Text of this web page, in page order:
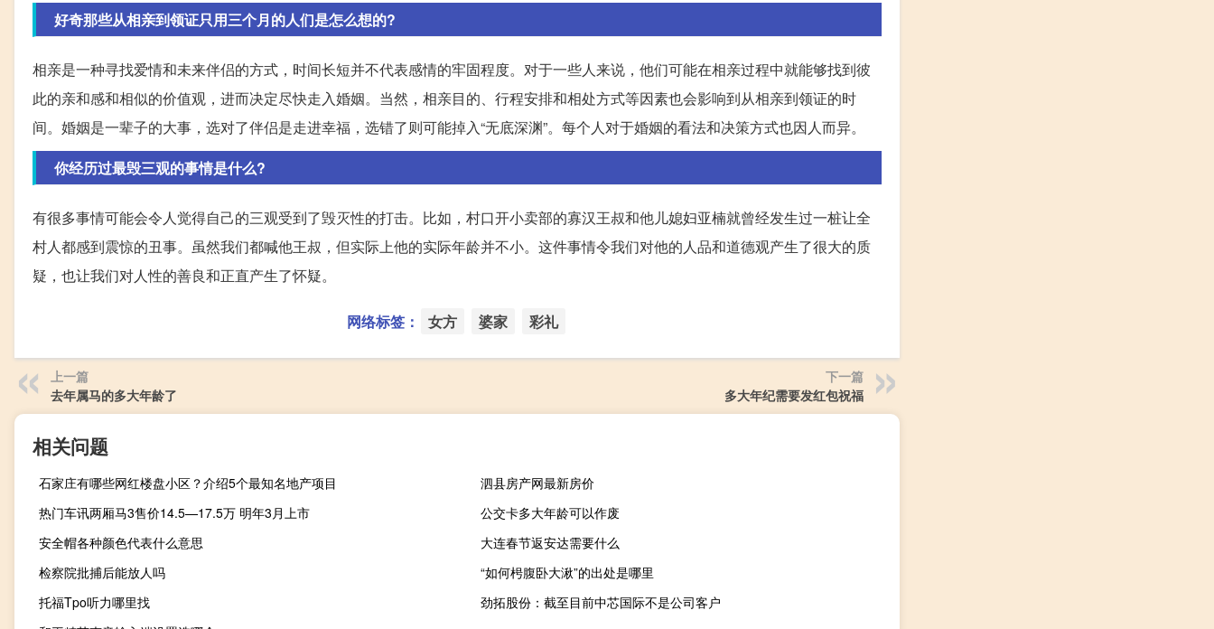
好奇那些从相亲到领证只用三个月的人们是怎么想的?
相亲是一种寻找爱情和未来伴侣的方式，时间长短并不代表感情的牢固程度。对于一些人来说，他们可能在相亲过程中就能够找到彼
此的亲和感和相似的价值观，进而决定尽快走入婚姻。当然，相亲目的、行程安排和相处方式等因素也会影响到从相亲到领证的时
间。婚姻是一辈子的大事，选对了伴侣是走进幸福，选错了则可能掉入“无底深渊”。每个人对于婚姻的看法和决策方式也因人而异。
你经历过最毁三观的事情是什么?
有很多事情可能会令人觉得自己的三观受到了毁灭性的打击。比如，村口开小卖部的寡汉王叔和他儿媳妇亚楠就曾经发生过一桩让全
村人都感到震惊的丑事。虽然我们都喊他王叔，但实际上他的实际年龄并不小。这件事情令我们对他的人品和道德观产生了很大的质
疑，也让我们对人性的善良和正直产生了怀疑。
网络标签： 女方 婆家 彩礼
上一篇
去年属马的多大年龄了
下一篇
多大年纪需要发红包祝福
相关问题
石家庄有哪些网红楼盘小区？介绍5个最知名地产项目
泗县房产网最新房价
热门车讯两厢马3售价14.5—17.5万 明年3月上市
公交卡多大年龄可以作废
安全帽各种颜色代表什么意思
大连春节返安达需要什么
检察院批捕后能放人吗
“如何枵腹卧大湫”的出处是哪里
托福Tpo听力哪里找
劲拓股份：截至目前中芯国际不是公司客户